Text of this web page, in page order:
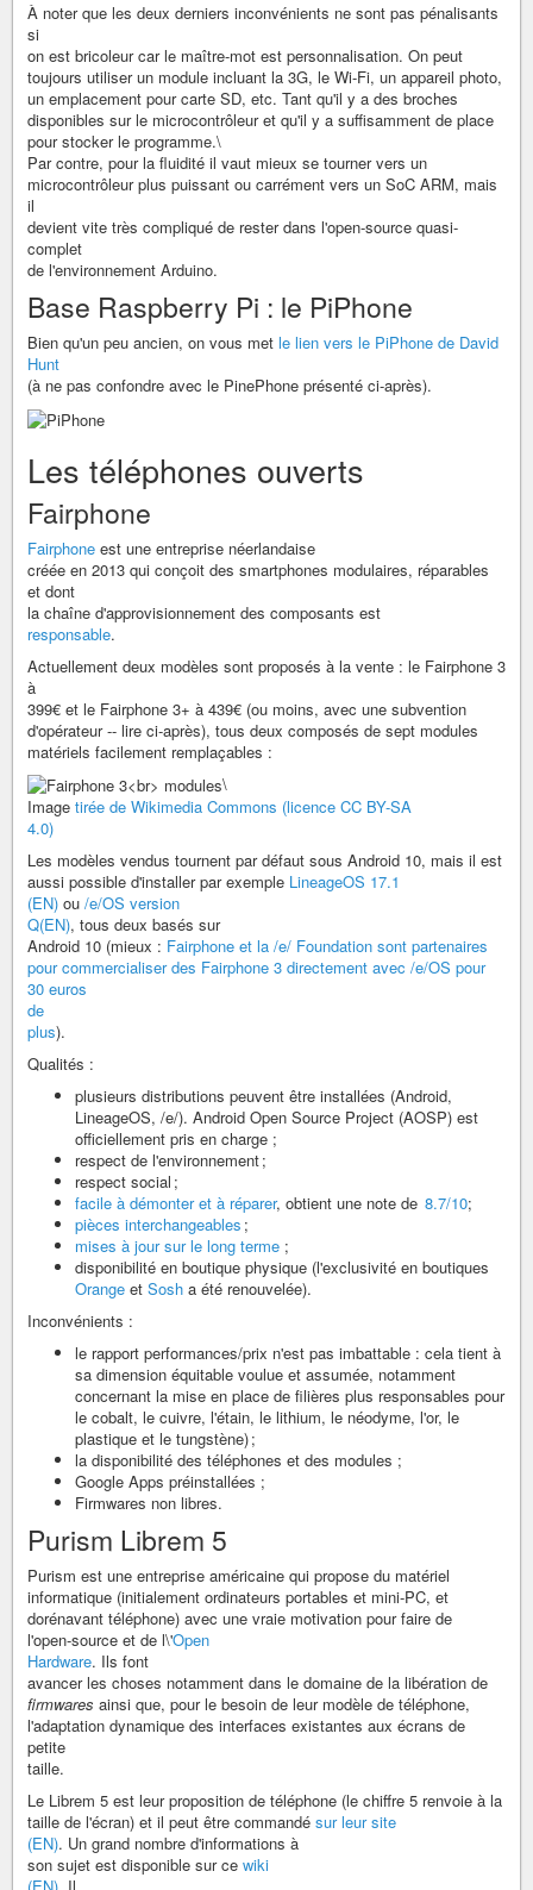
À noter que les deux derniers inconvénients ne sont pas pénalisants
si
on est bricoleur car le maître-mot est personnalisation. On peut
toujours utiliser un module incluant la 3G, le Wi-Fi, un appareil photo,
un emplacement pour carte SD, etc. Tant qu'il y a des broches
disponibles sur le microcontrôleur et qu'il y a suffisamment de place
pour stocker le programme.\
Par contre, pour la fluidité il vaut mieux se tourner vers un
microcontrôleur plus puissant ou carrément vers un SoC ARM, mais
il
devient vite très compliqué de rester dans l'open-source quasi-
complet
de l'environnement Arduino.
Base Raspberry Pi : le PiPhone
Bien qu'un peu ancien, on vous met le lien vers le PiPhone de David
Hunt
(à ne pas confondre avec le PinePhone présenté ci-après).
Les téléphones ouverts
Fairphone
Fairphone est une entreprise néerlandaise
créée en 2013 qui conçoit des smartphones modulaires, réparables
et dont
la chaîne d'approvisionnement des composants est
responsable.
Actuellement deux modèles sont proposés à la vente : le Fairphone 3
à
399€ et le Fairphone 3+ à 439€ (ou moins, avec une subvention
d'opérateur -- lire ci-après), tous deux composés de sept modules
matériels facilement remplaçables :
\
Image tirée de Wikimedia Commons (licence CC BY-SA
4.0)
Les modèles vendus tournent par défaut sous Android 10, mais il est
aussi possible d'installer par exemple LineageOS 17.1
(EN) ou /e/OS version
Q(EN), tous deux basés sur
Android 10 (mieux : Fairphone et la /e/ Foundation sont partenaires
pour commercialiser des Fairphone 3 directement avec /e/OS pour
30 euros
de
plus).
Qualités :
plusieurs distributions peuvent être installées (Android,
LineageOS, /e/). Android Open Source Project (AOSP) est
officiellement pris en charge ;
respect de l'environnement ;
respect social ;
facile à démonter et à réparer, obtient une note de 8.7/10;
pièces interchangeables ;
mises à jour sur le long terme ;
disponibilité en boutique physique (l'exclusivité en boutiques
Orange et Sosh a été renouvelée).
Inconvénients :
le rapport performances/prix n'est pas imbattable : cela tient à
sa dimension équitable voulue et assumée, notamment
concernant la mise en place de filières plus responsables pour
le cobalt, le cuivre, l'étain, le lithium, le néodyme, l'or, le
plastique et le tungstène) ;
la disponibilité des téléphones et des modules ;
Google Apps préinstallées ;
Firmwares non libres.
Purism Librem 5
Purism est une entreprise américaine qui propose du matériel
informatique (initialement ordinateurs portables et mini-PC, et
dorénavant téléphone) avec une vraie motivation pour faire de
l'open-source et de l\'Open
Hardware. Ils font
avancer les choses notamment dans le domaine de la libération de
firmwares ainsi que, pour le besoin de leur modèle de téléphone,
l'adaptation dynamique des interfaces existantes aux écrans de
petite
taille.
Le Librem 5 est leur proposition de téléphone (le chiffre 5 renvoie à la
taille de l'écran) et il peut être commandé sur leur site
(EN). Un grand nombre d'informations à
son sujet est disponible sur ce wiki